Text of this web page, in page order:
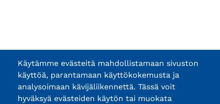
Käytämme evästeitä mahdollistamaan sivuston
käyttöä, parantamaan käyttökokemusta ja
analysoimaan kävijäliikennettä. Tässä voit
hyväksyä evästeiden käytön tai muokata